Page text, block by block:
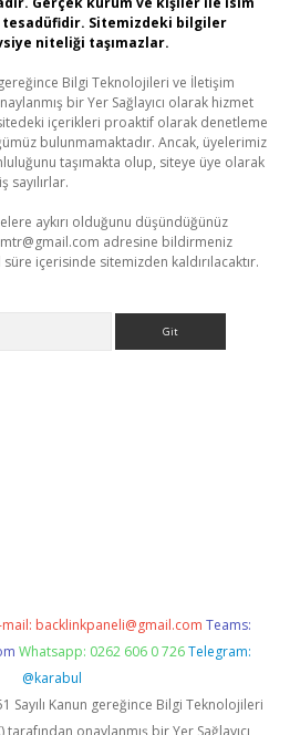
Sitemizdeki bilgiler
niteliği taşımazlar.
gereğince Bilgi Teknolojileri ve İletişim
bir Yer Sağlayıcı olarak hizmet
içerikleri proaktif olarak denetleme
bulunmamaktadır. Ancak, üyelerimiz
taşımakta olup, siteye üye olarak
sayılırlar.
aykırı olduğunu düşündüğünüz
adresine bildirmeniz
içerisinde sitemizden kaldırılacaktır.
mail: backlinkpaneli@gmail.com Teams:
Whatsapp: 0262 606 0 726 Telegram:
@karabul
Sayılı Kanun gereğince Bilgi Teknolojileri
onaylanmış bir Yer Sağlayıcı